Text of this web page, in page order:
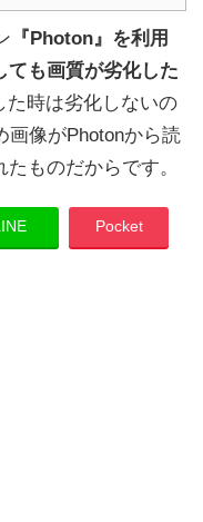
『Photon』を利用
ても画質が劣化した
た時は劣化しないの
画像がPhotonから読
ものだからです。
Pocket